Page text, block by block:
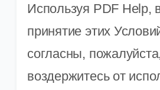
Используя PDF Help,
принятие этих
согласны,
воздержитесь от